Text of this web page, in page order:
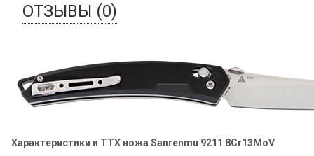
ОТЗЫВЫ (0)
Характеристики и ТТХ ножа Sanrenmu 9211 8Cr13MoV